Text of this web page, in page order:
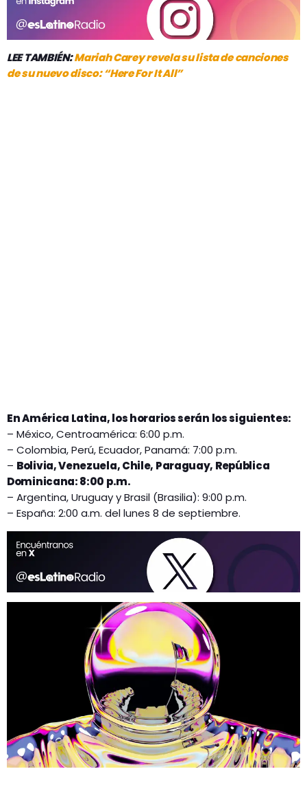
LEE TAMBIÉN:Mariah Carey revela su lista de canciones
de su nuevo disco: “Here For It All”
En América Latina, los horarios serán los siguientes:
– México, Centroamérica: 6:00 p.m.
– Colombia, Perú, Ecuador, Panamá: 7:00 p.m.
– Bolivia, Venezuela, Chile, Paraguay, República
Dominicana: 8:00 p.m.
– Argentina, Uruguay y Brasil (Brasilia): 9:00 p.m.
– España: 2:00 a.m. del lunes 8 de septiembre.